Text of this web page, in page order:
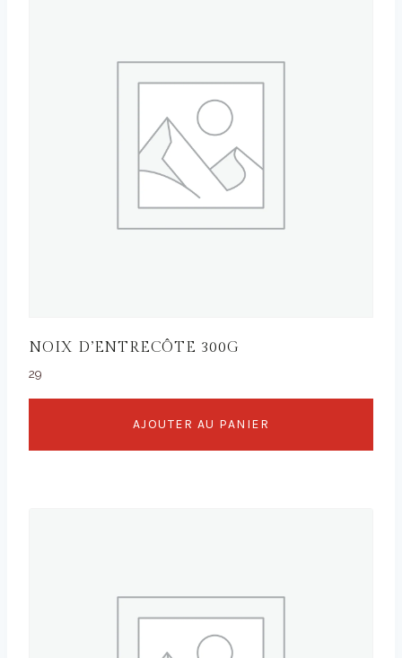
NOIX D’ENTRECÔTE 300G
29
AJOUTER AU PANIER